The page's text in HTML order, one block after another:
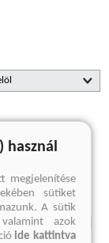
találat
nyilatkozat
megjelenítése
sütiket
A sütik
azok
ide kattintva